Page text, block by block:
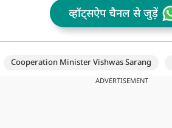
व्हॉट्सऐप चैनल से जुड़ें
Cooperation Minister Vishwas Sarang
ADVERTISEMENT